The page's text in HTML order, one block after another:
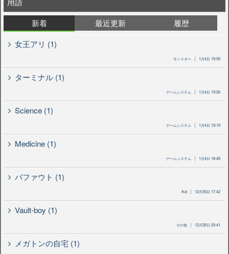
新着
最近更新
履歴
女王アリ (1)
モンスター 1月4日 19:58
ターミナル (1)
ゲームシステム 1月4日 19:26
Science (1)
ゲームシステム 1月4日 19:19
Medicine (1)
ゲームシステム 1月4日 18:48
バファウト (1)
Aid 12月30日 17:42
Vault-boy (1)
その他 12月26日 20:41
メガトンの自宅 (1)